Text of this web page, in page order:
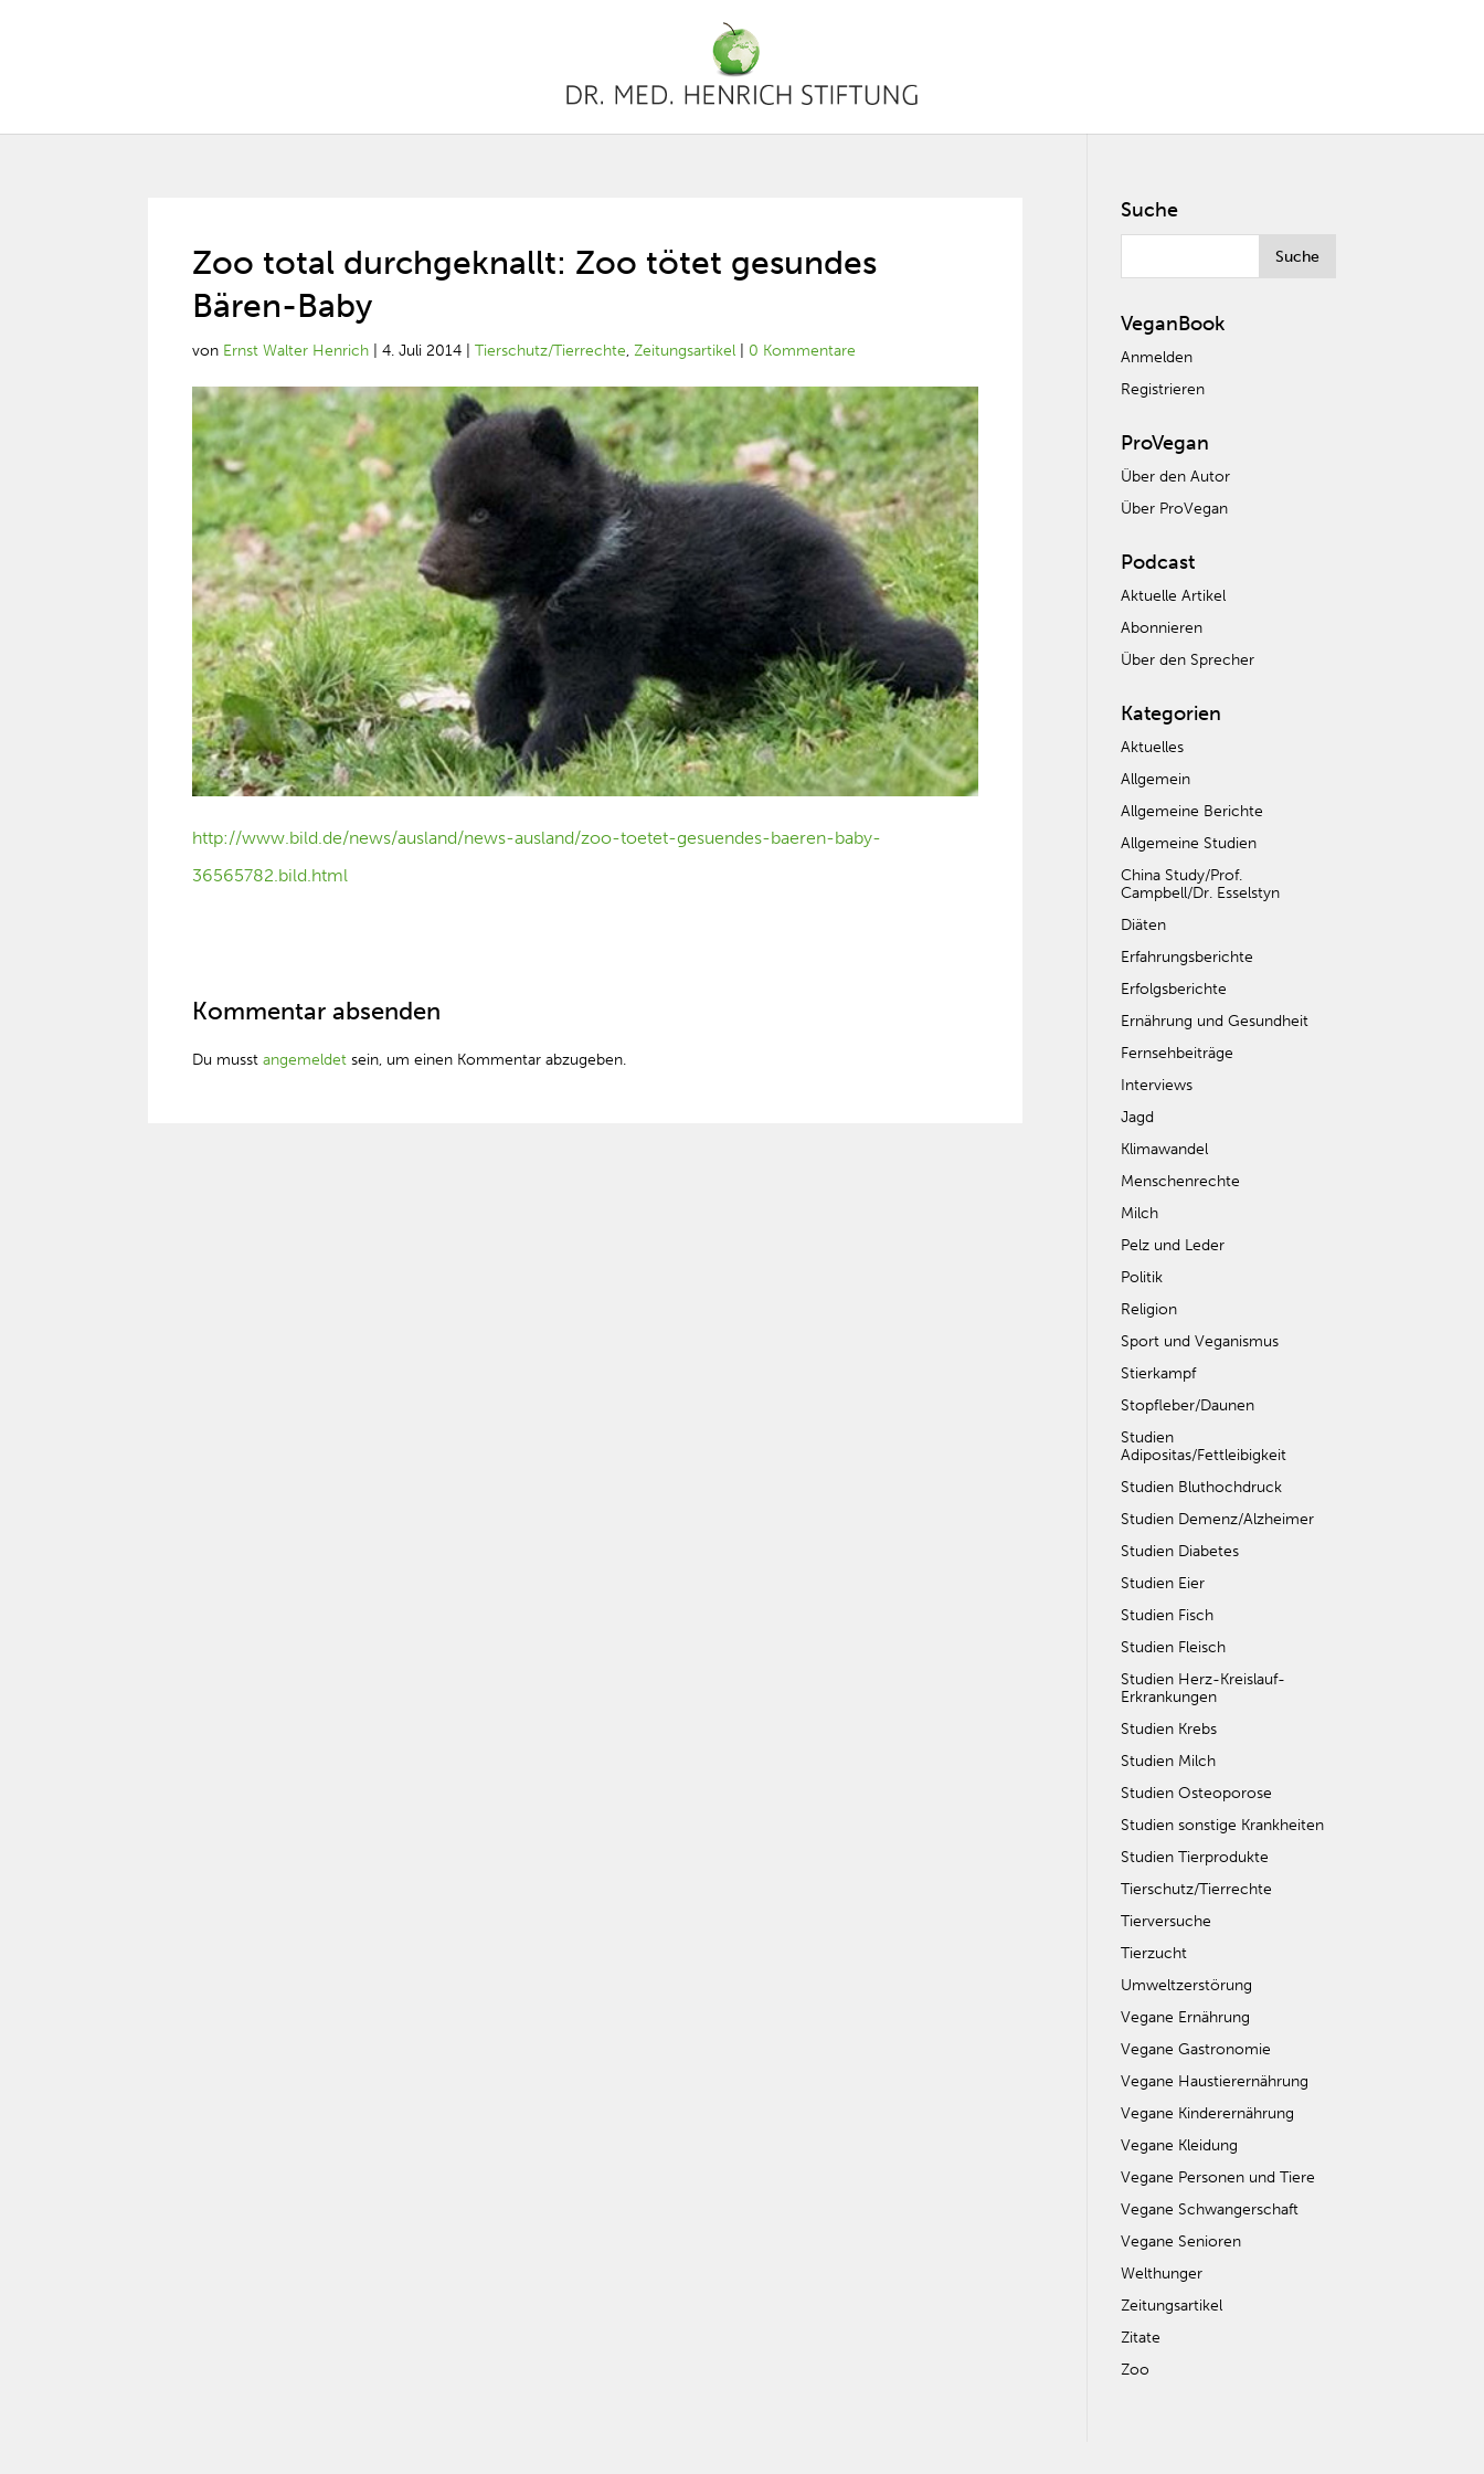
Zoo total durchgeknallt: Zoo tötet gesundes
Bären-Baby
von Ernst Walter Henrich |4. Juli 2014 |Tierschutz/Tierrechte,Zeitungsartikel 0 Kommentare
http://www.bild.de/news/ausland/news-ausland/zoo-toetet-gesuendes-baeren-baby-
36565782.bild.html
Kommentar absenden
Du musstangemeldet sein, um einen Kommentar abzugeben.
Suche
VeganBook
Anmelden
Registrieren
ProVegan
Über den Autor
Über ProVegan
Podcast
Aktuelle Artikel
Abonnieren
Über den Sprecher
Kategorien
Aktuelles
Allgemein
Allgemeine Berichte
Allgemeine Studien
China Study/Prof.
Campbell/Dr. Esselstyn
Diäten
Erfahrungsberichte
Erfolgsberichte
Ernährung und Gesundheit
Fernsehbeiträge
Interviews
Jagd
Klimawandel
Menschenrechte
Milch
Pelz und Leder
Politik
Religion
Sport und Veganismus
Stierkampf
Stopfleber/Daunen
Studien
Adipositas/Fettleibigkeit
Studien Bluthochdruck
Studien Demenz/Alzheimer
Studien Diabetes
Studien Eier
Studien Fisch
Studien Fleisch
Studien Herz-Kreislauf-
Erkrankungen
Studien Krebs
Studien Milch
Studien Osteoporose
Studien sonstige Krankheiten
Studien Tierprodukte
Tierschutz/Tierrechte
Tierversuche
Tierzucht
Umweltzerstörung
Vegane Ernährung
Vegane Gastronomie
Vegane Haustierernährung
Vegane Kinderernährung
Vegane Kleidung
Vegane Personen und Tiere
Vegane Schwangerschaft
Vegane Senioren
Welthunger
Zeitungsartikel
Zitate
Zoo